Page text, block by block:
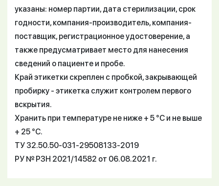
указаны: номер партии, дата стерилизации, срок
годности, компания-производитель, компания-
поставщик, регистрационное удостоверение, а
также предусматривает место для нанесения
сведений о пациенте и пробе.
Край этикетки скреплен с пробкой, закрывающей
пробирку - этикетка служит контролем первого
вскрытия.
Хранить при температуре не ниже + 5 °С и не выше
+ 25 °С.
ТУ 32.50.50-031-29508133-2019
РУ № РЗН 2021/14582 от 06.08.2021 г.